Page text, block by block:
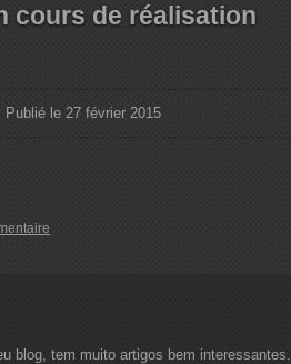
cours de réalisation
Publié le 27 février 2015
blog, tem muito artigos bem interessantes.